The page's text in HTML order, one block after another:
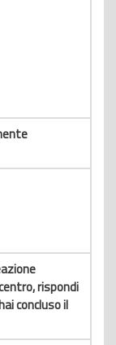
rispondi
concluso il